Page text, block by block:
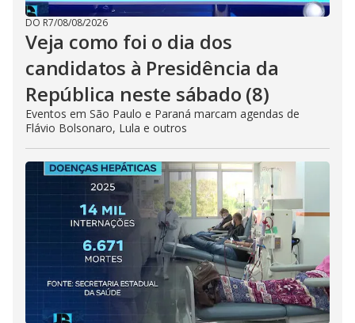
DO R7/08/08/2026
Veja como foi o dia dos
candidatos à Presidência da
República neste sábado (8)
Eventos em São Paulo e Paraná marcam agendas de
Flávio Bolsonaro, Lula e outros